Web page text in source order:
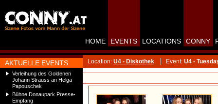
AKTUELLE EVENTS
Verleihung des Goldenen
Johann Strauss an Helga
Papouschek
Bühne Donaupark Presse-
Empfang
HOME EVENTS LOCATIONS CONNY
Location: U4 - Diskothek Event: U4 -